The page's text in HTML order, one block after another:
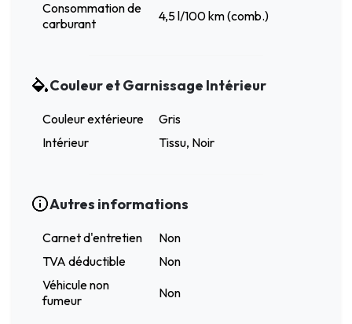
Consommation de
carburant
4,5 l/100 km (comb.)
Couleur et Garnissage Intérieur
Couleur extérieure
Gris
Intérieur
Tissu, Noir
Autres informations
Carnet d'entretien
Non
TVA déductible
Non
Véhicule non
fumeur
Non